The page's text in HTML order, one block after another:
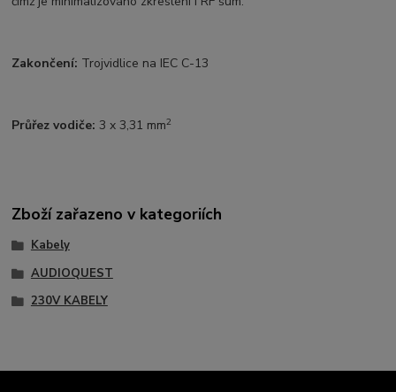
Zakončení: Trojvidlice na IEC C-13
Průřez vodiče:3 x 3,31 mm2
Zboží zařazeno v kategoriích
Kabely
AUDIOQUEST
230V KABELY